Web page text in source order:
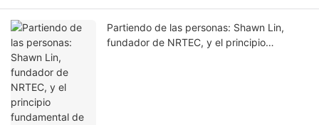
Partiendo de las personas: Shawn Lin,
fundador de NRTEC, y el principio